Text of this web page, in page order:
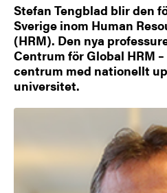
Stefan Tengblad blir den
Sverige inom Human
(HRM). Den nya
Centrum för Global HRM
centrum med nationellt
universitet.